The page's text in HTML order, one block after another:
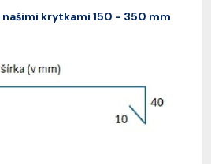
krytkami 150 - 350 mm